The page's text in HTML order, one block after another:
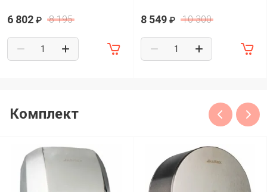
6 802 ₽ 8 195 8 549 ₽ 10 300
Комплект